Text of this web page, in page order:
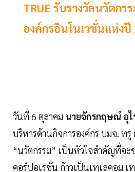
TRUE รับรางวัลนวัตกร
องค์กรอินโนเวชั่นแห่งปี
วันที่ 6 ตุลาคม นายจักรกฤษณ์ อุไ
บริหารด้านกิจการองค์กร บมจ. ทรู
“นวัตกรรม” เป็นหัวใจสำคัญที่จะ
คอร์ปอเรชั่น ก้าวเป็นเทเลคอม